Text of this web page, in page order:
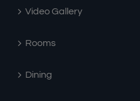
Video Gallery
Rooms
Dining